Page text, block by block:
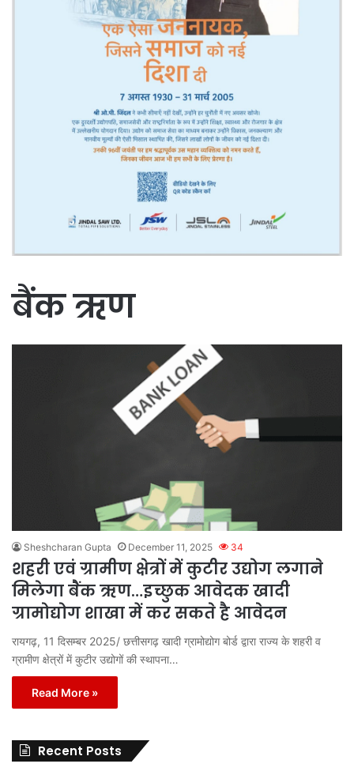
बैंक ऋण
Sheshcharan Gupta December 11, 2025 34
शहरी एवं ग्रामीण क्षेत्रों में कुटीर उद्योग लगाने
मिलेगा बैंक ऋण…इच्छुक आवेदक खादी
ग्रामोद्योग शाखा में कर सकते है आवेदन
रायगढ़, 11 दिसम्बर 2025/ छत्तीसगढ़ खादी ग्रामोद्योग बोर्ड द्वारा राज्य के शहरी व
ग्रामीण क्षेत्रों में कुटीर उद्योगों की स्थापना…
Read More »
Recent Posts